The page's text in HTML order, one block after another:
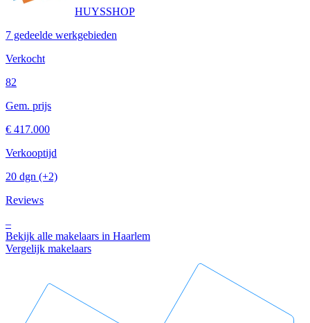
HUYSSHOP
7 gedeelde werkgebieden
Verkocht
82
Gem. prijs
€ 417.000
Verkooptijd
20 dgn (+2)
Reviews
–
Bekijk alle makelaars in Haarlem
Vergelijk makelaars